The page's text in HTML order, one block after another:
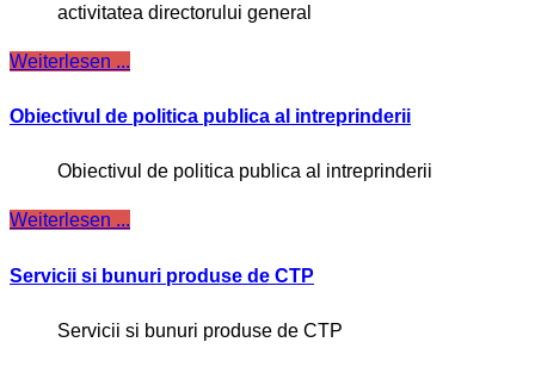
activitatea directorului general
Weiterlesen ...
Obiectivul de politica publica al intreprinderii
Obiectivul de politica publica al intreprinderii
Weiterlesen ...
Servicii si bunuri produse de CTP
Servicii si bunuri produse de CTP